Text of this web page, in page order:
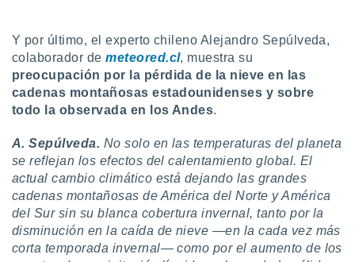
Y por último, el experto chileno Alejandro Sepúlveda,
colaborador demeteored.cl, muestra su
preocupación por la pérdida de la nieve en las
cadenas montañosas estadounidenses y sobre
todo la observada en los Andes.
A. Sepúlveda. No solo en las temperaturas del planeta
se reflejan los efectos del calentamiento global. El
actual cambio climático está dejando las grandes
cadenas montañosas de América del Norte y América
del Sur sin su blanca cobertura invernal, tanto por la
disminución en la caída de nieve —en la cada vez más
corta temporada invernal— como por el aumento de los